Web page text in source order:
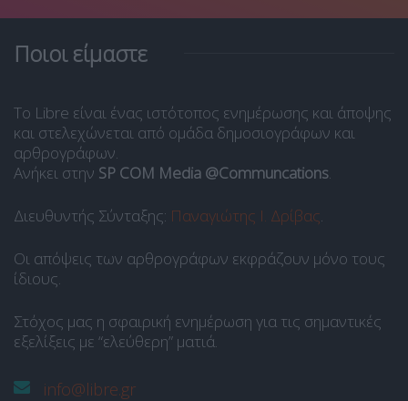
Ποιοι είμαστε
Το Libre είναι ένας ιστότοπος ενημέρωσης και άποψης
και στελεχώνεται από ομάδα δημοσιογράφων και
αρθρογράφων.
Ανήκει στην SP COM Media @Communcations.
Διευθυντής Σύνταξης: Παναγιώτης Ι. Δρίβας.
Οι απόψεις των αρθρογράφων εκφράζουν μόνο τους
ίδιους.
Στόχος μας η σφαιρική ενημέρωση για τις σημαντικές
εξελίξεις με “ελεύθερη” ματιά.
info@libre.gr